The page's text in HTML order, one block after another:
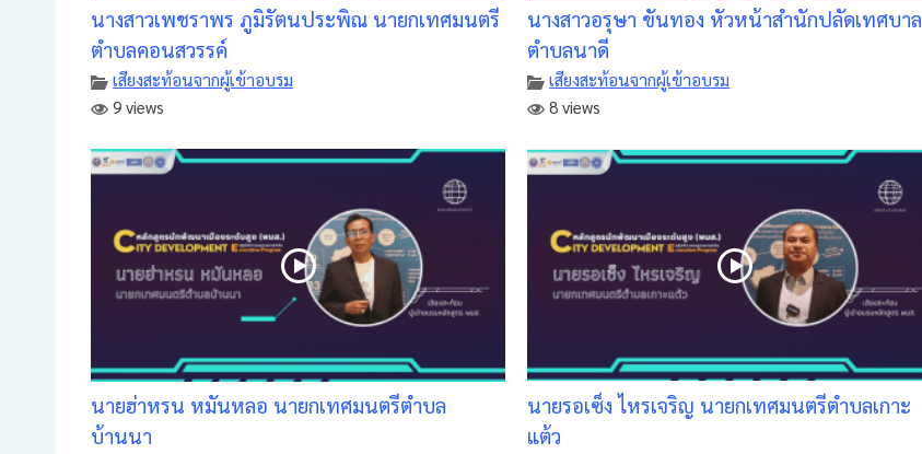
นางสาวเพชราพร ภูมิรัตนประพิณ นายกเทศมนตรี
ตำบลคอนสวรรค์
เสียงสะท้อนจากผู้เข้าอบรม
9 views
นางสาวอรุษา ขันทอง หัวหน้าสำนักปลัดเทศบาล
ตำบลนาดี
เสียงสะท้อนจากผู้เข้าอบรม
8 views
นายฮ่าหรน หมันหลอ นายกเทศมนตรีตำบล
บ้านนา
นายรอเซ็ง ไหรเจริญ นายกเทศมนตรีตำบลเกาะ
แต้ว